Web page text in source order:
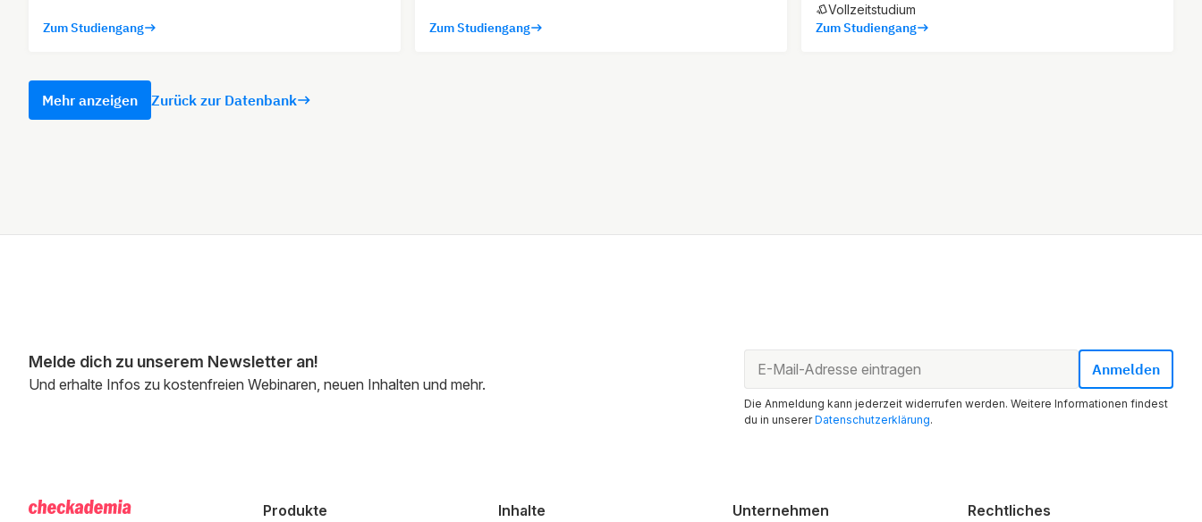
Zum Studiengang Zum Studiengang
Vollzeitstudium
Zum Studiengang
Mehr anzeigen Zurück zur Datenbank
Melde dich zu unserem Newsletter an!
Und erhalte Infos zu kostenfreien Webinaren, neuen Inhalten und mehr.
Die Anmeldung kann jederzeit widerrufen werden. Weitere Informationen findest
du in unsererDatenschutzerklärung.
Produkte Inhalte Unternehmen Rechtliches